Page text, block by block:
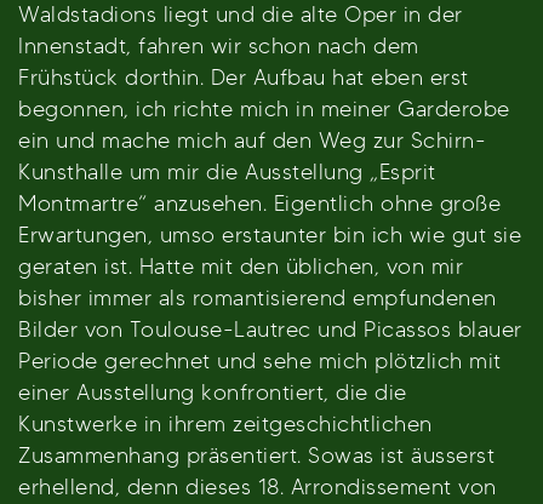
Waldstadions liegt und die alte Oper in der
Innenstadt, fahren wir schon nach dem
Frühstück dorthin. Der Aufbau hat eben erst
begonnen, ich richte mich in meiner Garderobe
ein und mache mich auf den Weg zur Schirn-
Kunsthalle um mir die Ausstellung „Esprit
Montmartre“ anzusehen. Eigentlich ohne große
Erwartungen, umso erstaunter bin ich wie gut sie
geraten ist. Hatte mit den üblichen, von mir
bisher immer als romantisierend empfundenen
Bilder von Toulouse-Lautrec und Picassos blauer
Periode gerechnet und sehe mich plötzlich mit
einer Ausstellung konfrontiert, die die
Kunstwerke in ihrem zeitgeschichtlichen
Zusammenhang präsentiert. Sowas ist äusserst
erhellend, denn dieses 18. Arrondissement von